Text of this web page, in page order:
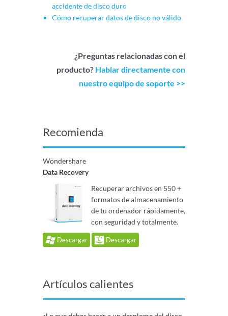
accidente de disco duro
Cómo recuperar datos de disco no válido
¿Preguntas relacionadas con el
producto? Hablar directamente con
nuestro equipo de soporte >>
Recomienda
Wondershare
Data Recovery
Recuperar archivos en 550 +
formatos de almacenamiento
de tu ordenador rápidamente,
con seguridad y totalmente.
Descargar Descargar
Artículos calientes